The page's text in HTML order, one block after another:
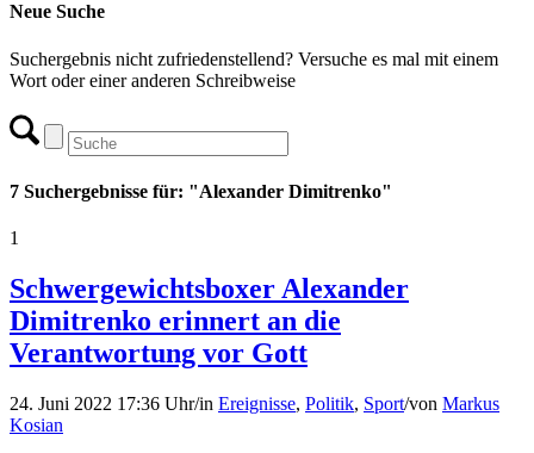
Neue Suche
Suchergebnis nicht zufriedenstellend? Versuche es mal mit einem
Wort oder einer anderen Schreibweise
7 Suchergebnisse für: "Alexander Dimitrenko"
1
Schwergewichtsboxer Alexander
Dimitrenko erinnert an die
Verantwortung vor Gott
24. Juni 2022 17:36 Uhr/in Ereignisse, Politik, Sport/von Markus
Kosian